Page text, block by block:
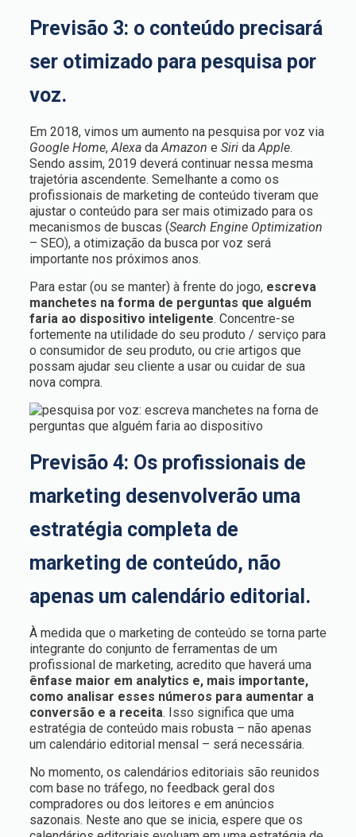
Previsão 3: o conteúdo precisará
ser otimizado para pesquisa por
voz.
Em 2018, vimos um aumento na pesquisa por voz via
Google Home,Alexa daAmazon e Siri daApple.
Sendo assim, 2019 deverá continuar nessa mesma
trajetória ascendente. Semelhante a como os
profissionais de marketing de conteúdo tiveram que
ajustar o conteúdo para ser mais otimizado para os
mecanismos de buscas (Search Engine Optimization
– SEO), a otimização da busca por voz será
importante nos próximos anos.
Para estar (ou se manter) à frente do jogo, escreva
manchetes na forma de perguntas que alguém
faria ao dispositivo inteligente. Concentre-se
fortemente na utilidade do seu produto / serviço para
o consumidor de seu produto, ou crie artigos que
possam ajudar seu cliente a usar ou cuidar de sua
nova compra.
Previsão 4: Os profissionais de
marketing desenvolverão uma
estratégia completa de
marketing de conteúdo, não
apenas um calendário editorial.
À medida que o marketing de conteúdo se torna parte
integrante do conjunto de ferramentas de um
profissional de marketing, acredito que haverá uma
ênfase maior em analytics e, mais importante,
como analisar esses números para aumentar a
conversão e a receita. Isso significa que uma
estratégia de conteúdo mais robusta – não apenas
um calendário editorial mensal – será necessária.
No momento, os calendários editoriais são reunidos
com base no tráfego, no feedback geral dos
compradores ou dos leitores e em anúncios
sazonais. Neste ano que se inicia, espere que os